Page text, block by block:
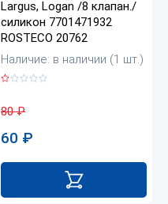
Largus, Logan /8 клапан./
силикон 7701471932
ROSTECO 20762
Наличие: в наличии (1 шт.)
80₽
60 ₽